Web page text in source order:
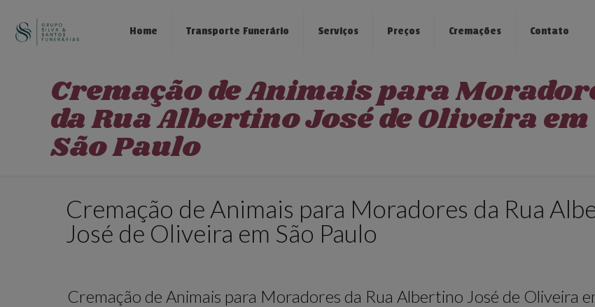
Home Transporte Funerário Serviços Preços Cremações Contato
Cremação de Animais para
da Rua Albertino José de Oliveira em
São Paulo
Cremação de Animais para Moradores da Rua
José de Oliveira em São Paulo
Cremação de Animais para Moradores da Rua Albertino José de Oliveira